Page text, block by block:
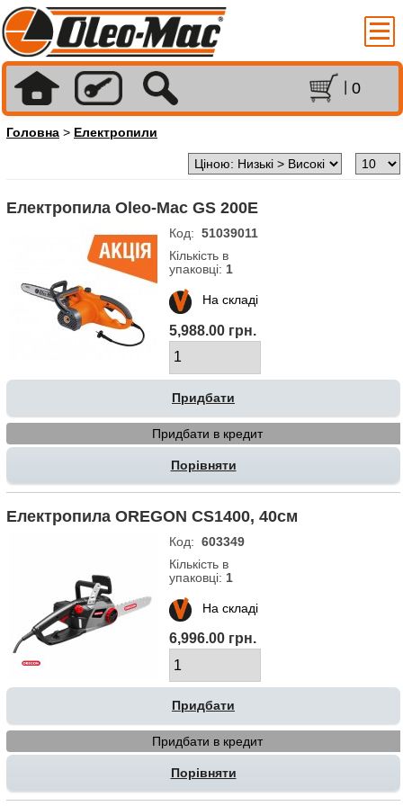
0
Головна > Електропили
Електропила Oleo-Mac GS 200Е
Код: 51039011
Кількість в
упаковці: 1
На складі
5,988.00 грн.
Придбати в кредит
Порівняти
Електропила OREGON CS1400, 40см
Код: 603349
Кількість в
упаковці: 1
На складі
6,996.00 грн.
Придбати в кредит
Порівняти